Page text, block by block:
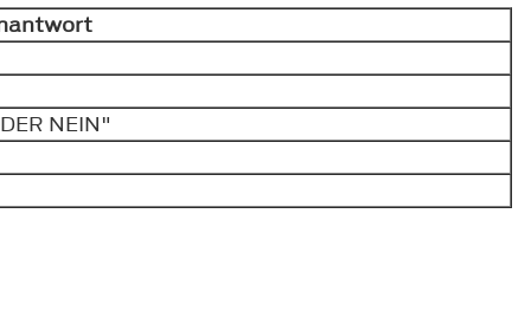
NEIN"